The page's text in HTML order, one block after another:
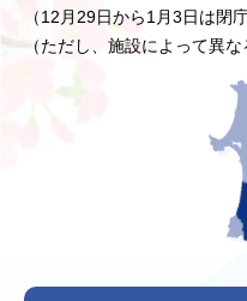
（12月29日から1月3日は閉庁
（ただし、施設によって異な